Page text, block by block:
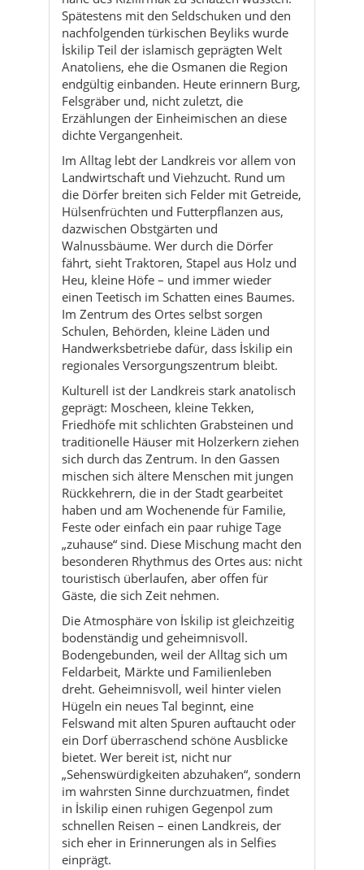
Felsgräber und, nicht zuletzt, die
Erzählungen der Einheimischen an diese
dichte Vergangenheit.
Im Alltag lebt der Landkreis vor allem von
Landwirtschaft und Viehzucht. Rund um
die Dörfer breiten sich Felder mit Getreide,
Hülsenfrüchten und Futterpflanzen aus,
dazwischen Obstgärten und
Walnussbäume. Wer durch die Dörfer
fährt, sieht Traktoren, Stapel aus Holz und
Heu, kleine Höfe – und immer wieder
einen Teetisch im Schatten eines Baumes.
Im Zentrum des Ortes selbst sorgen
Schulen, Behörden, kleine Läden und
Handwerksbetriebe dafür, dass İskilip ein
regionales Versorgungszentrum bleibt.
Kulturell ist der Landkreis stark anatolisch
geprägt: Moscheen, kleine Tekken,
Friedhöfe mit schlichten Grabsteinen und
traditionelle Häuser mit Holzerkern ziehen
sich durch das Zentrum. In den Gassen
mischen sich ältere Menschen mit jungen
Rückkehrern, die in der Stadt gearbeitet
haben und am Wochenende für Familie,
Feste oder einfach ein paar ruhige Tage
„zuhause“ sind. Diese Mischung macht den
besonderen Rhythmus des Ortes aus: nicht
touristisch überlaufen, aber offen für
Gäste, die sich Zeit nehmen.
Die Atmosphäre von İskilip ist gleichzeitig
bodenständig und geheimnisvoll.
Bodengebunden, weil der Alltag sich um
Feldarbeit, Märkte und Familienleben
dreht. Geheimnisvoll, weil hinter vielen
Hügeln ein neues Tal beginnt, eine
Felswand mit alten Spuren auftaucht oder
ein Dorf überraschend schöne Ausblicke
bietet. Wer bereit ist, nicht nur
„Sehenswürdigkeiten abzuhaken“, sondern
im wahrsten Sinne durchzuatmen, findet
in İskilip einen ruhigen Gegenpol zum
schnellen Reisen – einen Landkreis, der
sich eher in Erinnerungen als in Selfies
einprägt.
Kultur & Traditionen
Aktivitäten